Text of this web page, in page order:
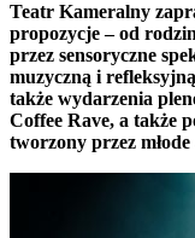
Teatr Kameralny
propozycje – od
przez sensoryczne
muzyczną i
także wydarzenia
Coffee Rave, a także
tworzony przez